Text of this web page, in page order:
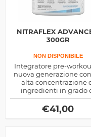
NITRAFLEX
300GR
NON DISPONIBILE
Integratore pre-
nuova generazione
alta concentrazione
ingredienti in grado
stimolare il
muscolare, il
la resistenza allo sforzo
€41,00